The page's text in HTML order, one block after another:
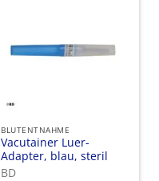
BLUTENTNAHME
Vacutainer Luer-
Adapter, blau, steril
BD